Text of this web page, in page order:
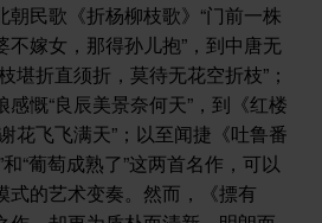
民歌《折杨柳枝歌》“门前一株
不嫁女，那得孙儿抱”，到中唐无
堪折直须折，莫待无花空折枝”；
慨“良辰美景奈何天”，到《红楼
花飞飞满天”；以至闻捷《吐鲁番
“葡萄成熟了”这两首名作，可以
式的艺术变奏。然而，《摽有